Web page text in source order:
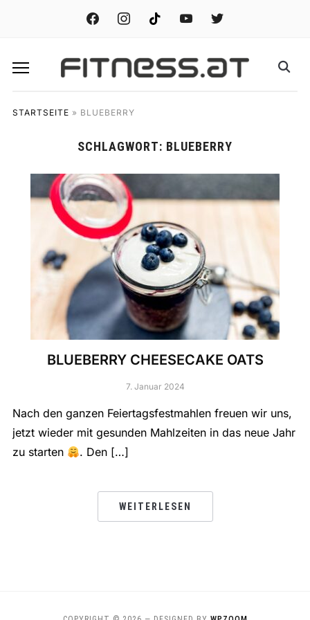
facebook instagramtiktok youtube twitter
STARTSEITE » BLUEBERRY
SCHLAGWORT: BLUEBERRY
BLUEBERRY CHEESECAKE OATS
7. Januar 2024
Nach den ganzen Feiertagsfestmahlen freuen wir uns,
jetzt wieder mit gesunden Mahlzeiten in das neue Jahr
zu starten
. Den […]
WEITERLESEN